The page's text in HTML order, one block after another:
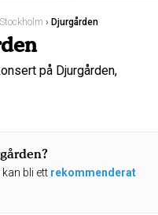
Stockholm › Djurgården
på Djurgården,
bli ett rekommenderat